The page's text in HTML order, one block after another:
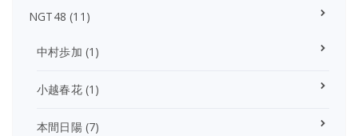
NGT48 (11)
中村歩加 (1)
小越春花(1)
本間日陽(7)